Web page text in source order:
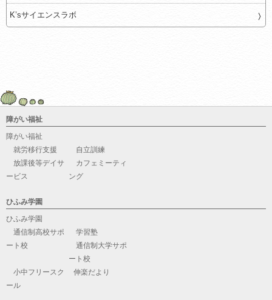
K’sサイエンスラボ
障がい福祉
障がい福祉
就労移行支援
自立訓練
放課後等デイサ
ービス
カフェミーティ
ング
ひふみ学園
ひふみ学園
通信制高校サポ
ート校
学習塾
通信制大学サポ
ート校
小中フリースク
ール
伸楽だより